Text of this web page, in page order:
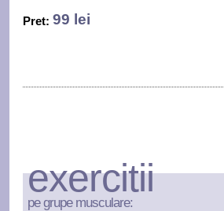
Pret: 99 lei
exercitii
pe grupe musculare: